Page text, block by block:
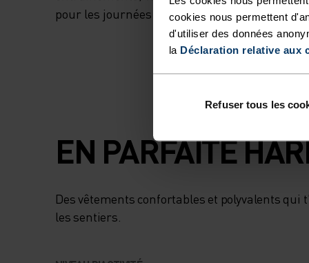
cookies nous permettent
d'utiliser des données
la Déclaration relative aux
Refuser tous les
pour les journées les plus actives.
EN PARFAITE
Des vêtements confortables et polyvalents
les sentiers.